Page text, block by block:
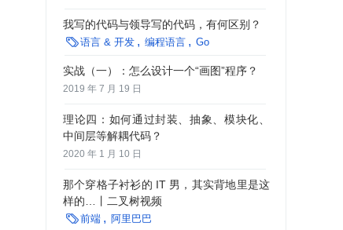
我写的代码与领导写的代码，有何区别？
语言 & 开发 编程语言 Go
实战（一）：怎么设计一个“画图”程序？
2019 年 7 月 19 日
理论四：如何通过封装、抽象、模块化、
中间层等解耦代码？
2020 年 1 月 10 日
那个穿格子衬衫的 IT 男，其实背地里是这
样的…丨二叉树视频
前端 阿里巴巴